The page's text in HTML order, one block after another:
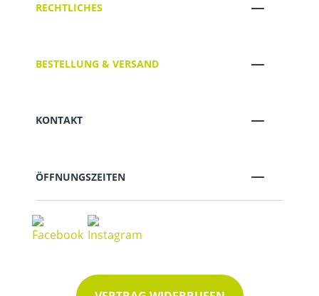
RECHTLICHES
BESTELLUNG & VERSAND
KONTAKT
ÖFFNUNGSZEITEN